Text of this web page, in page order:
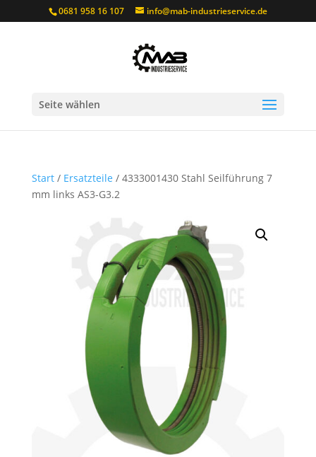
0681 958 16 107 info@mab-industrieservice.de
Seite wählen
Start/ Ersatzteile / 4333001430 Stahl Seilführung 7
mm links AS3-G3.2